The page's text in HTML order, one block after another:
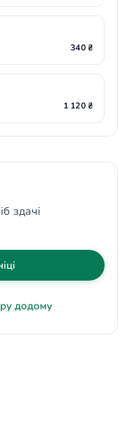
340 ₴
1 120 ₴
здачі
додому